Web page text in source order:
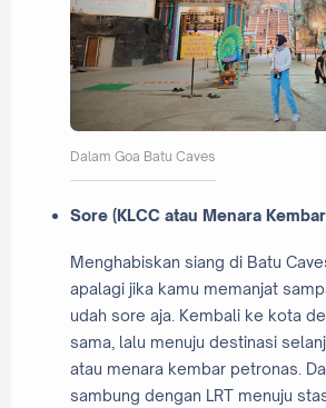
Dalam Goa Batu Caves
Sore (KLCC atau Menara
Menghabiskan siang di Batu
apalagi jika kamu memanjat
udah sore aja. Kembali ke kota
sama, lalu menuju destinasi
atau menara kembar petronas.
sambung dengan LRT menuju